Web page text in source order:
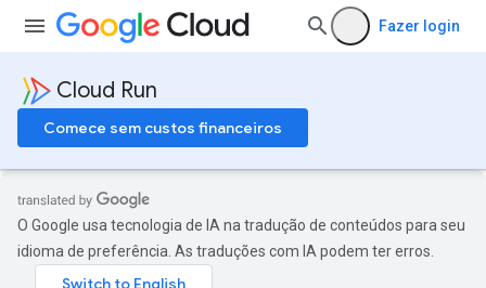
Fazer login
Cloud Run
Comece sem custos financeiros
O Google usa tecnologia de IA na tradução de conteúdos para seu
idioma de preferência. As traduções com IA podem ter erros.